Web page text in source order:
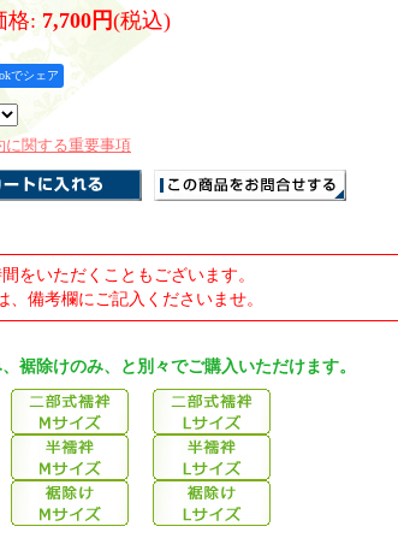
格: 7,700円(税込)
でシェア
に関する重要事項
をいただくこともございます。
備考欄にご記入くださいませ。
裾除けのみ、と別々でご購入いただけます。